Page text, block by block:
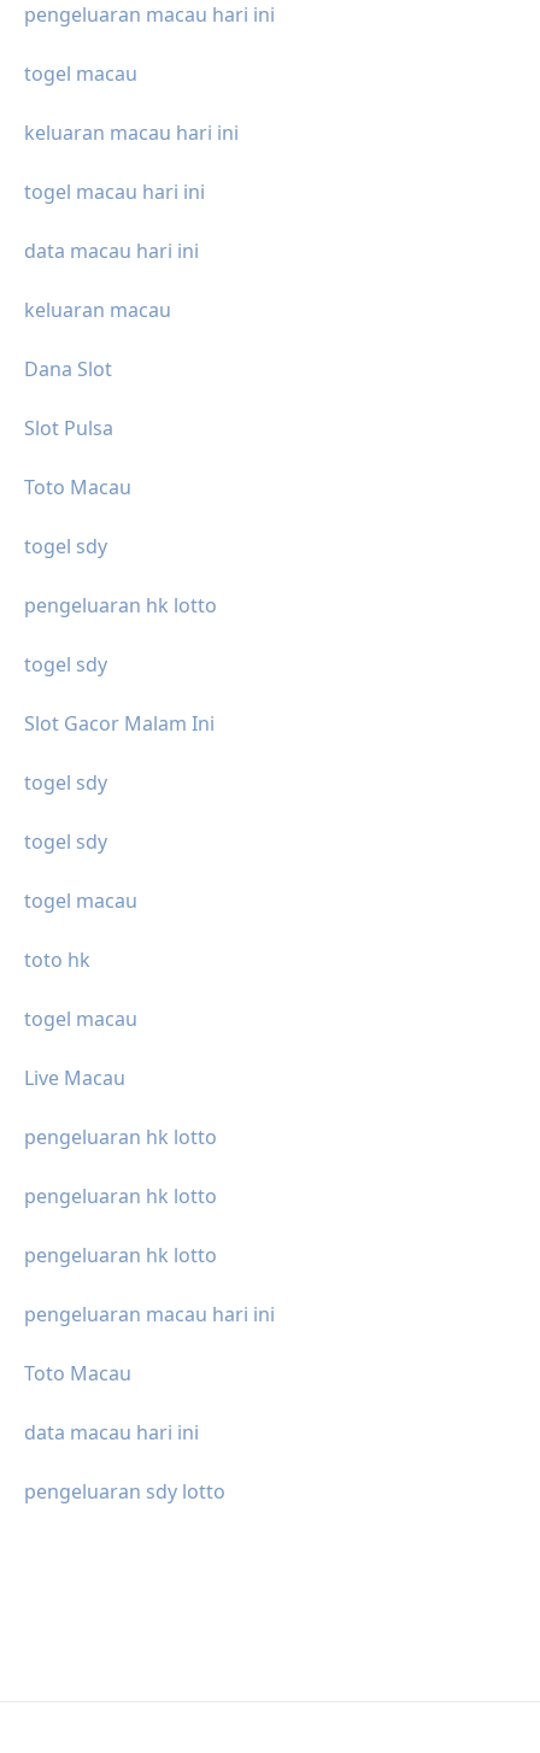
pengeluaran macau hari ini
togel macau
keluaran macau hari ini
togel macau hari ini
data macau hari ini
keluaran macau
Dana Slot
Slot Pulsa
Toto Macau
togel sdy
pengeluaran hk lotto
togel sdy
Slot Gacor Malam Ini
togel sdy
togel sdy
togel macau
toto hk
togel macau
Live Macau
pengeluaran hk lotto
pengeluaran hk lotto
pengeluaran hk lotto
pengeluaran macau hari ini
Toto Macau
data macau hari ini
pengeluaran sdy lotto